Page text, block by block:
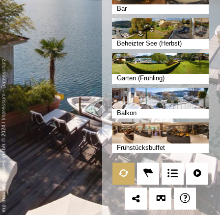
Bar
Beheizter See (Herbst)
Garten (Frühling)
Balkon
Frühstücksbuffet
Frühstücksterrasse
mp moving-pictures gmbh © 2024
/
Impressum
-
Datenschutz